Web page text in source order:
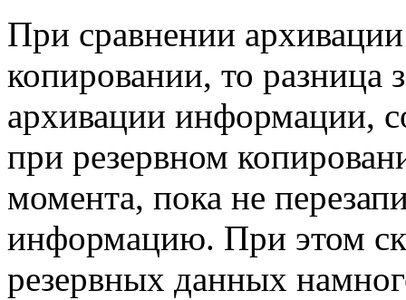
При сравнении
копировании, то разница
архивации информации,
при резервном
момента, пока не
информацию. При этом
резервных данных